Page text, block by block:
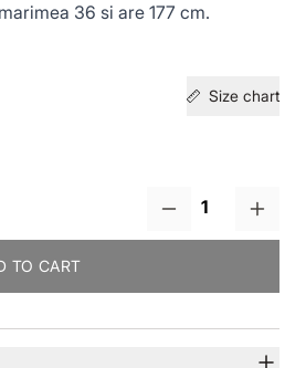
36 si are 177 cm.
Size chart
TO CART